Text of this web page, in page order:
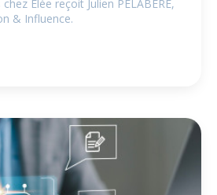
Elée reçoit Julien PELABERE,
& Influence.